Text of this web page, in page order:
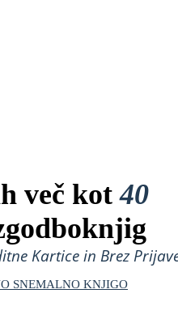
več kot40
Kartice in Brez
SNEMALNO KNJIGO